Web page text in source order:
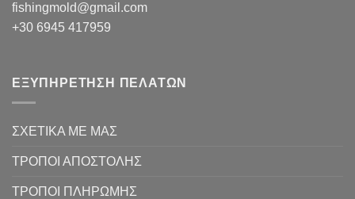
fishingmold@gmail.com
+30 6945 417959
ΕΞΥΠΗΡΕΤΗΣΗ ΠΕΛΑΤΩΝ
ΣΧΕΤΙΚΑ ΜΕ ΜΑΣ
ΤΡΟΠΟΙ ΑΠΟΣΤΟΛΗΣ
ΤΡΟΠΟΙ ΠΛΗΡΩΜΗΣ